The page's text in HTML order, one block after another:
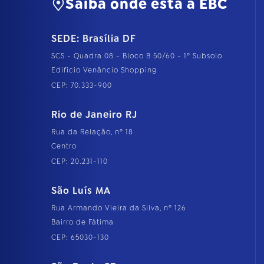
Saiba onde está a EBC
SEDE: Brasília DF
SCS - Quadra 08 - Bloco B 50/60 - 1º Subsolo
Edifício Venâncio Shopping
CEP: 70.333-900
Rio de Janeiro RJ
Rua da Relação, nº 18
Centro
CEP: 20.231-110
São Luís MA
Rua Armando Vieira da Silva, nº 126
Bairro de Fátima
CEP: 65030-130